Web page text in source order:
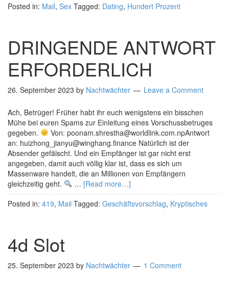
Posted in: Mail, Sex Tagged: Dating, Hundert Prozent
DRINGENDE ANTWORT
ERFORDERLICH
26. September 2023 by Nachtwächter Leave a Comment
Ach, Betrüger! Früher habt ihr euch wenigstens ein bisschen
Mühe bei euren Spams zur Einleitung eines Vorschussbetruges
gegeben.
Von: poonam.shrestha@worldlink.com.npAntwort
an: huizhong_jianyu@winghang.finance Natürlich ist der
Absender gefälscht. Und ein Empfänger ist gar nicht erst
angegeben, damit auch völlig klar ist, dass es sich um
Massenware handelt, die an Millionen von Empfängern
gleichzeitig geht.
… [Read more…]
Posted in: 419, Mail Tagged: Geschäftsvorschlag, Kryptisches
4d Slot
25. September 2023 by Nachtwächter 1 Comment